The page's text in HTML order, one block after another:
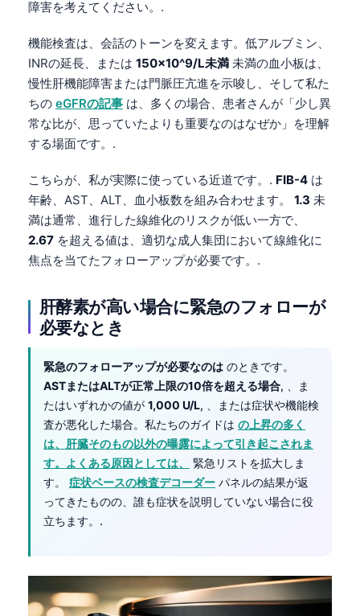
障害を考えてください。.
機能検査は、会話のトーンを変えます。低アルブミン、
INRの延長、または 150×10^9/L未満 未満の血小板は、
慢性肝機能障害または門脈圧亢進を示唆し、そして私た
ちの eGFRの記事 は、多くの場合、患者さんが「少し異
常な比が、思っていたよりも重要なのはなぜか」を理解
する場面です。.
こちらが、私が実際に使っている近道です。. FIB-4 は
年齢、AST、ALT、血小板数を組み合わせます。 1.3 未
満は通常、進行した線維化のリスクが低い一方で、
2.67 を超える値は、適切な成人集団において線維化に
焦点を当てたフォローアップが必要です。.
肝酵素が高い場合に緊急のフォローが
必要なとき
緊急のフォローアップが必要なのは のときです。
ASTまたはALTが正常上限の10倍を超える場合, 、ま
たはいずれかの値が 1,000 U/L, 、または症状や機能検
査が悪化した場合。私たちのガイドは の上昇の多く
は、肝臓そのもの以外の曝露によって引き起こされま
す。よくある原因としては、
緊急リストを拡大しま
す。 症状ベースの検査デコーダー パネルの結果が返
ってきたものの、誰も症状を説明していない場合に役
立ちます。.
Română
Български
Dansk
Nederlands
हिन्दी
Bahasa Indonesia
Հայերեն
Српски језик
Svenska
Azərbaycan dili
Eesti
Čeština
ქართული
Русский
Lietuvių kalba
Polski
한국어
Slovenščina
Magyar